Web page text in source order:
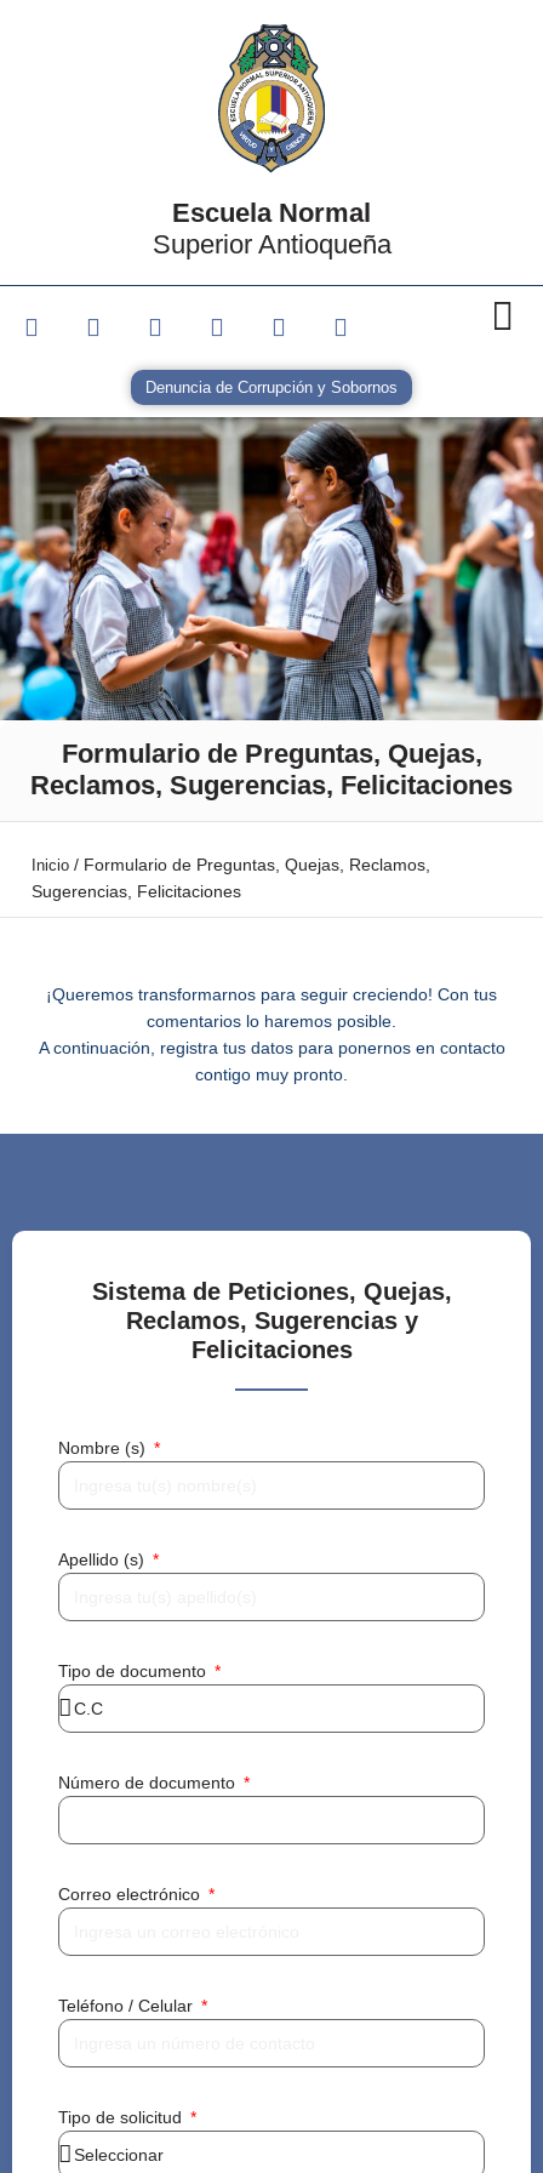
Escuela Normal
Superior Antioqueña
Denuncia de Corrupción y Sobornos
Formulario de Preguntas, Quejas,
Reclamos, Sugerencias, Felicitaciones
Inicio / Formulario de Preguntas, Quejas, Reclamos,
Sugerencias, Felicitaciones
¡Queremos transformarnos para seguir creciendo! Con tus
comentarios lo haremos posible.
A continuación, registra tus datos para ponernos en contacto
contigo muy pronto.
Sistema de Peticiones, Quejas,
Reclamos, Sugerencias y
Felicitaciones
Nombre (s)
Apellido (s)
Tipo de documento
Número de documento
Correo electrónico
Teléfono / Celular
Tipo de solicitud